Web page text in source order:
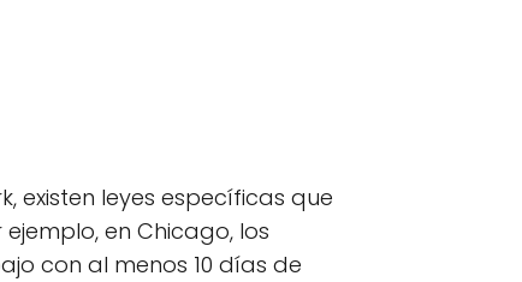
existen leyes específicas que
en Chicago, los
con al menos 10 días de